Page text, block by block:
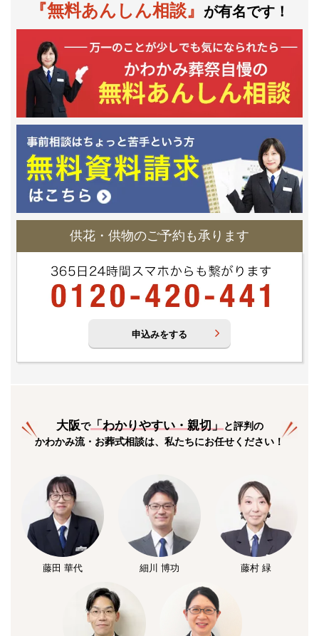
『無料あんしん相談』 が有名です！
供花・供物のご予約も承ります
申込みをする
大阪で「わかりやすい・親切」と評判の
かわかみ流・お葬式相談は、私たちにお任せください！
藤田 華代 細川 博功 藤村 緑